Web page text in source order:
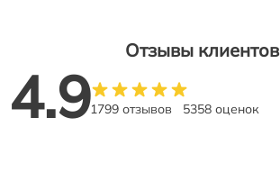
Отзывы клиентов
4.91799 отзывов 5358 оценок